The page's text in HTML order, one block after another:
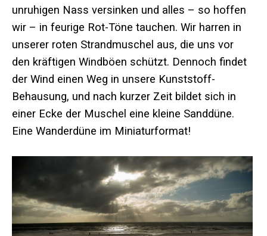
unruhigen Nass versinken und alles – so hoffen
wir – in feurige Rot-Töne tauchen. Wir harren in
unserer roten Strandmuschel aus, die uns vor
den kräftigen Windböen schützt. Dennoch findet
der Wind einen Weg in unsere Kunststoff-
Behausung, und nach kurzer Zeit bildet sich in
einer Ecke der Muschel eine kleine Sanddüne.
Eine Wanderdüne im Miniaturformat!